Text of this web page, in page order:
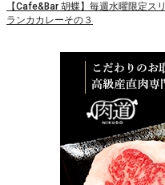
【Cafe&Bar 胡蝶】毎週水曜限定スリ
ランカカレーその３